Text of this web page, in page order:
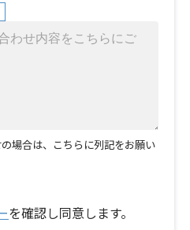
場合は、こちらに列記をお願い
を確認し同意します。